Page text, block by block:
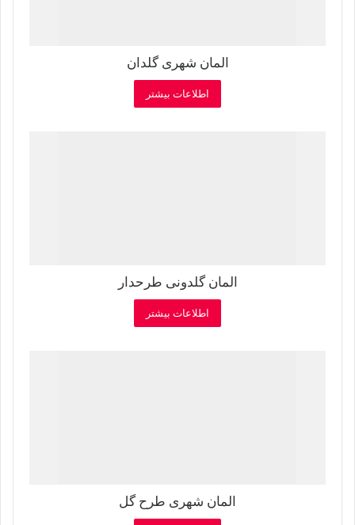
المان شهری گلدان
اطلاعات بیشتر
المان گلدونی طرحدار
اطلاعات بیشتر
المان شهری طرح گل